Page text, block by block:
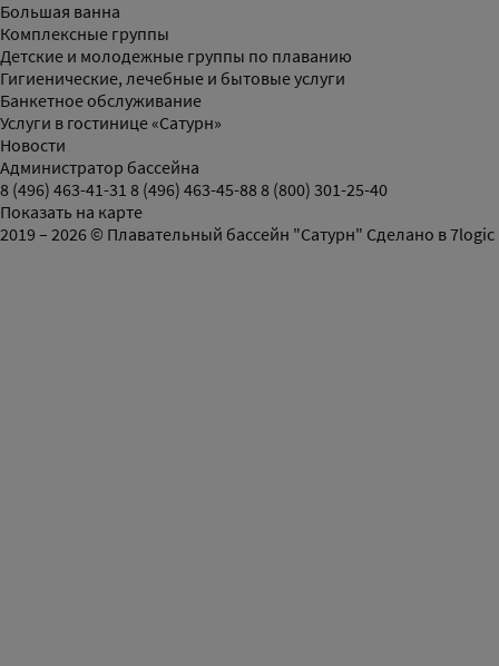
Большая ванна
Комплексные группы
Детские и молодежные группы по плаванию
Гигиенические, лечебные и бытовые услуги
Банкетное обслуживание
Услуги в гостинице «Сатурн»
Новости
Администратор бассейна
8 (496) 463-41-31 8 (496) 463-45-888 (800) 301-25-40
Показать на карте
2019 – 2026 © Плавательный бассейн "Сатурн" Сделано в7logic